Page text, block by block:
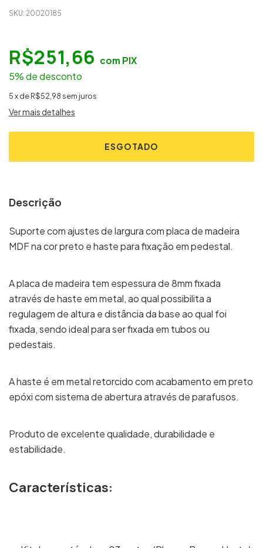
SKU: 20020185
R$251,66 com PIX
5% de desconto
5xdeR$52,98sem juros
Ver mais detalhes
Descrição
Suporte com ajustes de largura com placa de madeira
MDF na cor preto e haste para fixação em pedestal.
A placa de madeira tem espessura de 8mm fixada
através de haste em metal, ao qual possibilita a
regulagem de altura e distância da base ao qual foi
fixada, sendo ideal para ser fixada em tubos ou
pedestais.
A haste é em metal retorcido com acabamento em preto
epóxi com sistema de abertura através de parafusos.
Produto de excelente qualidade, durabilidade e
estabilidade.
Características: